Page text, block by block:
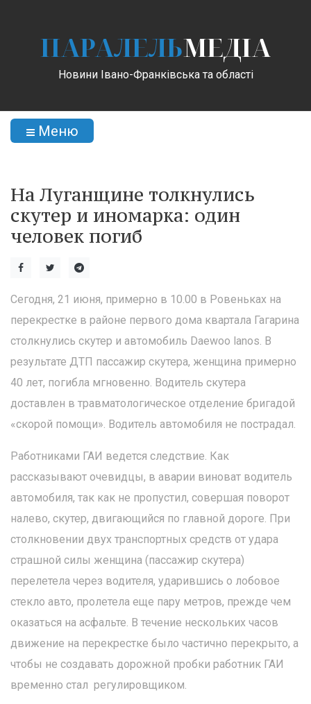
ПАРАЛЕЛЬМЕДІА
Новини Івано-Франківська та області
Меню
На Луганщине толкнулись
скутер и иномарка: один
человек погиб
Сегодня, 21 июня, примерно в 10.00 в Ровеньках на
перекрестке в районе первого дома квартала Гагарина
столкнулись скутер и автомобиль Daewoo lanos. В
результате ДТП пассажир скутера, женщина примерно
40 лет, погибла мгновенно. Водитель скутера
доставлен в травматологическое отделение бригадой
«скорой помощи». Водитель автомобиля не пострадал.
Работниками ГАИ ведется следствие. Как
рассказывают очевидцы, в аварии виноват водитель
автомобиля, так как не пропустил, совершая поворот
налево, скутер, двигающийся по главной дороге. При
столкновении двух транспортных средств от удара
страшной силы женщина (пассажир скутера)
перелетела через водителя, ударившись о лобовое
стекло авто, пролетела еще пару метров, прежде чем
оказаться на асфальте. В течение нескольких часов
движение на перекрестке было частично перекрыто, а
чтобы не создавать дорожной пробки работник ГАИ
временно стал регулировщиком.